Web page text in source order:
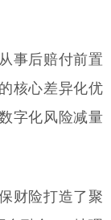
事后赔付前置
核心差异化优
字化风险减量
财险打造了聚